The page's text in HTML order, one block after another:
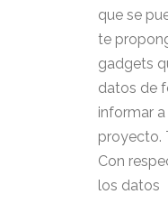
que se
te
gadgets
datos de
informar
proyecto.
Con
los datos